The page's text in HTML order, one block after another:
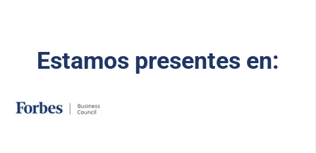
Estamos presentes en: